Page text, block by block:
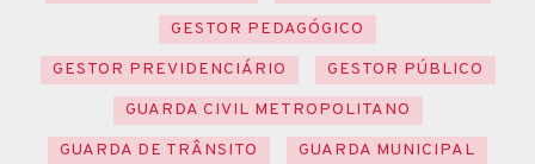
GESTOR PEDAGÓGICO
GESTOR PREVIDENCIÁRIO
GESTOR PÚBLICO
GUARDA CIVIL METROPOLITANO
GUARDA DE TRÂNSITO
GUARDA MUNICIPAL